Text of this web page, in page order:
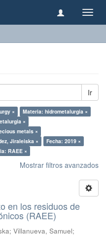
Ir
×
Materia: hidrometalurgia ×
×
metals ×
Jiraleiska ×
Fecha: 2019 ×
RAEE ×
Mostrar filtros avanzados
en los residuos de
(RAEE)
; Villanueva, Samuel;